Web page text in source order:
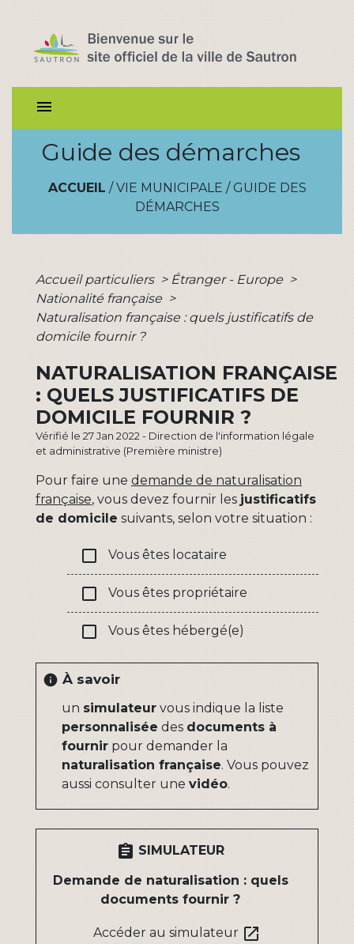
menu
Guide des démarches
ACCUEIL / VIE MUNICIPALE / GUIDE DES
DÉMARCHES
Accueil particuliers > Étranger - Europe >
Nationalité française >
Naturalisation française : quels justificatifs de
domicile fournir ?
NATURALISATION FRANÇAISE
: QUELS JUSTIFICATIFS DE
DOMICILE FOURNIR ?
Vérifié le 27 Jan 2022 - Direction de l'information légale
et administrative (Première ministre)
Pour faire une demande de naturalisation
française, vous devez fournir les justificatifs
de domicile suivants, selon votre situation :
check_box_outline_blank Vous êtes locataire
check_box_outline_blank Vous êtes propriétaire
check_box_outline_blank Vous êtes hébergé(e)
info À savoir
un simulateur vous indique la liste
personnalisée des documents à
fournir pour demander la
naturalisation française. Vous pouvez
aussi consulter une vidéo.
assignment SIMULATEUR
Demande de naturalisation : quels
documents fournir ?
Accéder au simulateur open_in_new